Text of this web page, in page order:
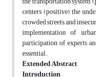
centers (positive), the
crowded streets, and
implementation of
participation of experts
essential.
Extended Abstract